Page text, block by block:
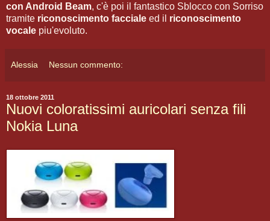
con Android Beam, c'è poi il fantastico Sblocco con Sorriso
tramite riconoscimento facciale ed il riconoscimento
vocale piu'evoluto.
Alessia Nessun commento:
18 ottobre 2011
Nuovi coloratissimi auricolari senza fili
Nokia Luna